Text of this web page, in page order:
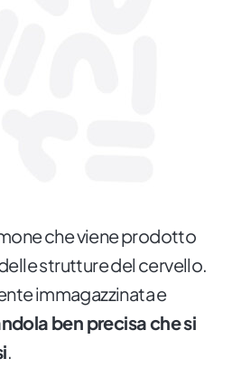
che viene prodotto
strutture del cervello.
immagazzinata e
ben precisa che si
.